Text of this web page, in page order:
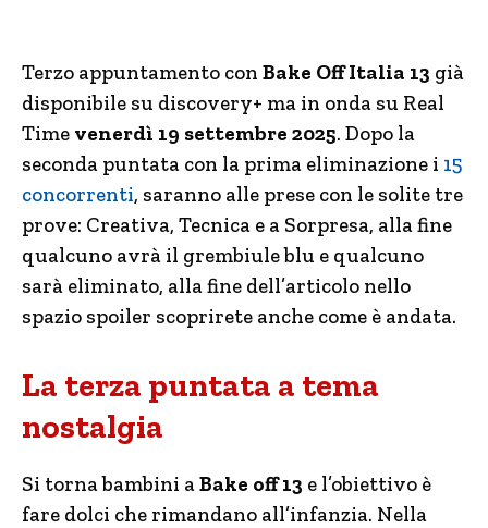
Terzo appuntamento con Bake Off Italia 13 già
disponibile su discovery+ ma in onda su Real
Time venerdì 19 settembre 2025. Dopo la
seconda puntata con la prima eliminazione i 15
concorrenti, saranno alle prese con le solite tre
prove: Creativa, Tecnica e a Sorpresa, alla fine
qualcuno avrà il grembiule blu e qualcuno
sarà eliminato, alla fine dell’articolo nello
spazio spoiler scoprirete anche come è andata.
La terza puntata a tema
nostalgia
Si torna bambini aBake off 13 e l’obiettivo è
fare dolci che rimandano all’infanzia. Nella